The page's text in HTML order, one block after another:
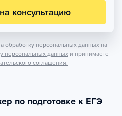
консультацию
обработку персональных данных на
персональных данных и принимаете
соглашения.
по подготовке к ЕГЭ